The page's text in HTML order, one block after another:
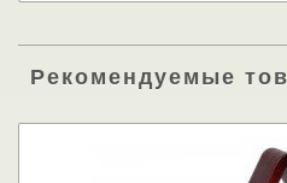
Рекомендуемые